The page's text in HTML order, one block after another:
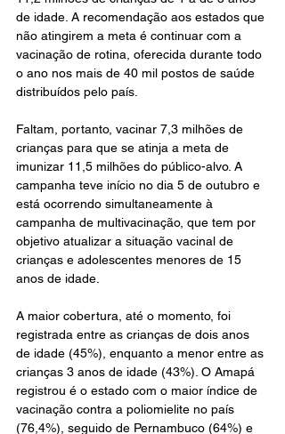
de idade. A recomendação aos estados que
não atingirem a meta é continuar com a
vacinação de rotina, oferecida durante todo
o ano nos mais de 40 mil postos de saúde
distribuídos pelo país.
Faltam, portanto, vacinar 7,3 milhões de
crianças para que se atinja a meta de
imunizar 11,5 milhões do público-alvo. A
campanha teve início no dia 5 de outubro e
está ocorrendo simultaneamente à
campanha de multivacinação, que tem por
objetivo atualizar a situação vacinal de
crianças e adolescentes menores de 15
anos de idade.
A maior cobertura, até o momento, foi
registrada entre as crianças de dois anos
de idade (45%), enquanto a menor entre as
crianças 3 anos de idade (43%). O Amapá
registrou é o estado com o maior índice de
vacinação contra a poliomielite no país
(76,4%), seguido de Pernambuco (64%) e